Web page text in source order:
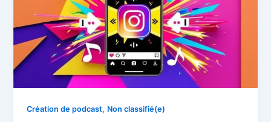
Création de podcast, Non classifié(e)